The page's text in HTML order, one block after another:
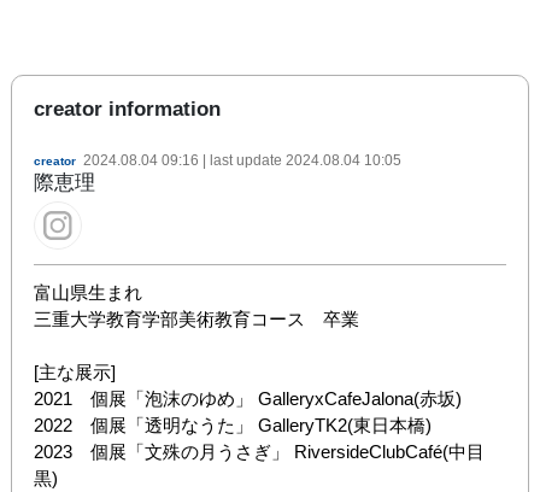
creator information
creator 2024.08.04 09:16 | last update 2024.08.04 10:05
際恵理
富山県生まれ
三重大学教育学部美術教育コース　卒業
[主な展示]
2021　個展「泡沫のゆめ」 GalleryxCafeJalona(赤坂)
2022　個展「透明なうた」 GalleryTK2(東日本橋)
2023　個展「文殊の月うさぎ」 RiversideClubCafé(中目
黒)